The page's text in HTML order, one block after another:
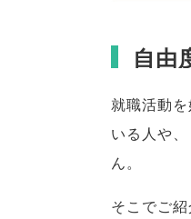
自由
就職活動
いる人や、
ん。
そこでご